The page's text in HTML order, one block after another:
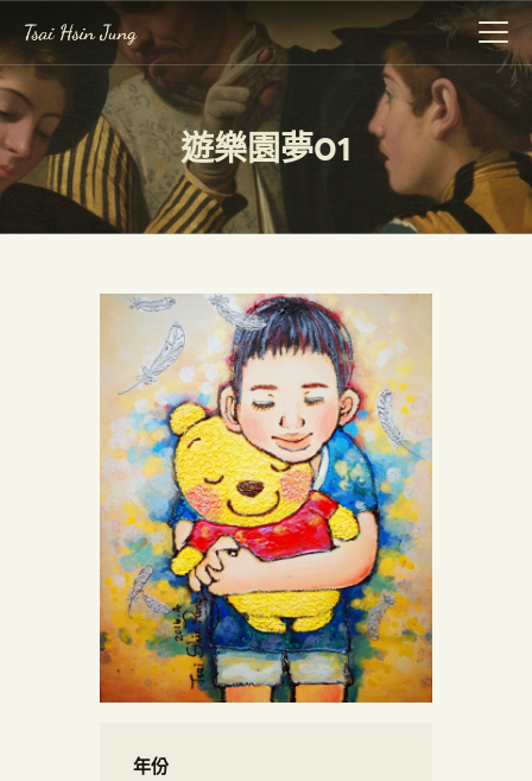
遊樂園夢01
作品集
展覽
事記
年份